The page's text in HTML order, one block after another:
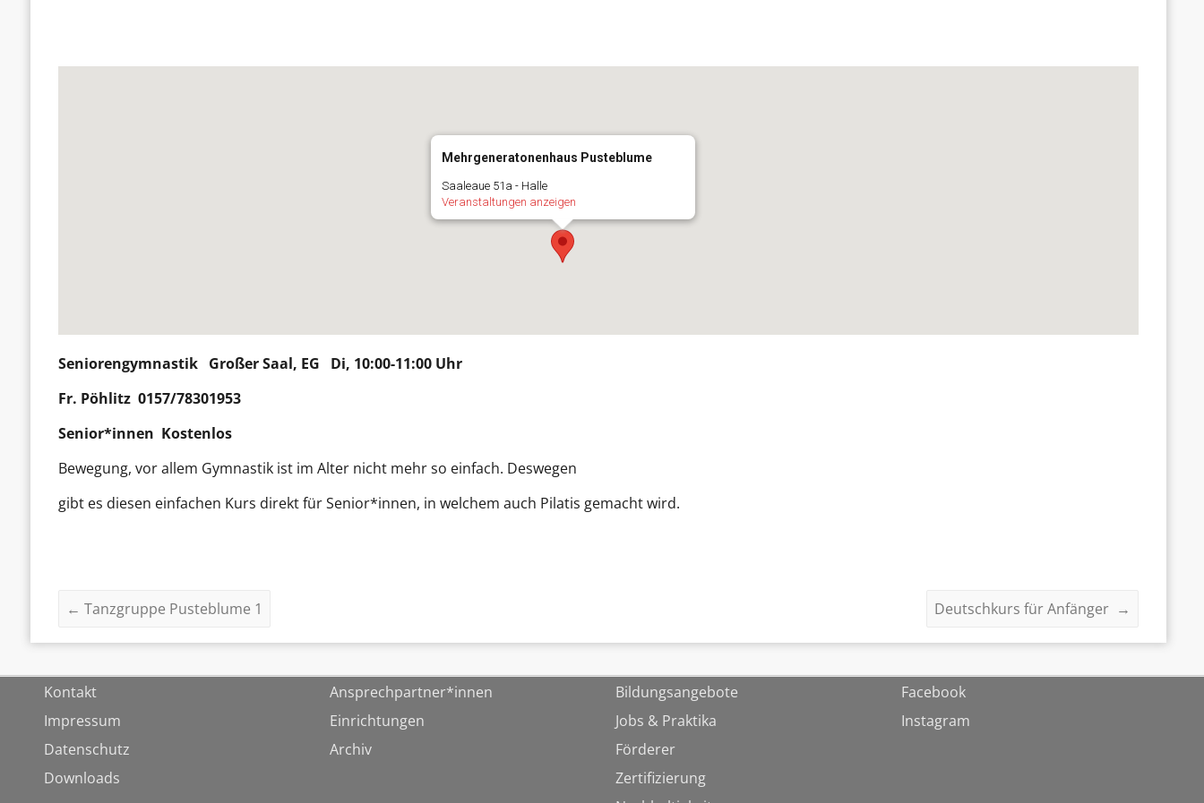
Mehrgeneratonenhaus Pusteblume
Saaleaue 51a - Halle
Veranstaltungen anzeigen
Seniorengymnastik Großer Saal, EG Di, 10:00-11:00 Uhr
Fr. Pöhlitz 0157/78301953
Senior*innen Kostenlos
Bewegung, vor allem Gymnastik ist im Alter nicht mehr so einfach. Deswegen
gibt es diesen einfachen Kurs direkt für Senior*innen, in welchem auch Pilatis gemacht wird.
← Tanzgruppe Pusteblume 1 Deutschkurs für Anfänger →
Kontakt
Impressum
Datenschutz
Downloads
Ansprechpartner*innen
Einrichtungen
Archiv
Bildungsangebote
Jobs & Praktika
Förderer
Zertifizierung
Facebook
Instagram